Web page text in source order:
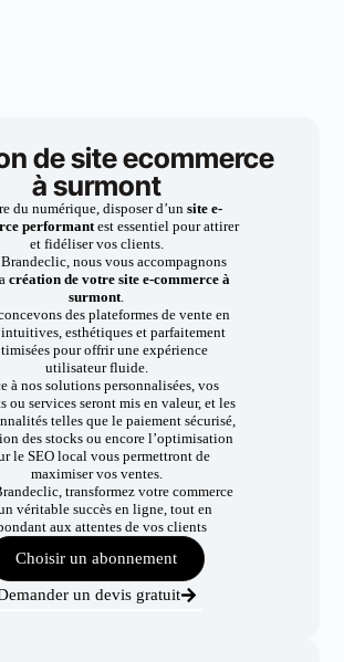
de site ecommerce
à surmont
du numérique, disposer d’un site e-
performantest essentiel pour attirer
et fidéliser vos clients.
nous vous accompagnons
création de votre site e-commerce à
surmont.
des plateformes de vente en
esthétiques et parfaitement
pour offrir une expérience
utilisateur fluide.
à nos solutions personnalisées, vos
ou services seront mis en valeur, et les
telles que le paiement sécurisé,
des stocks ou encore l’optimisation
le SEO local vous permettront de
maximiser vos ventes.
transformez votre commerce
véritable succès en ligne, tout en
aux attentes de vos clients
Choisir un abonnement
un devis gratuit